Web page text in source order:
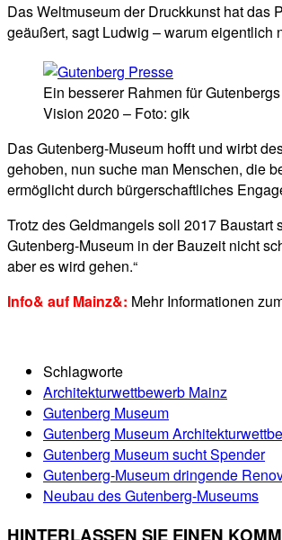
Das Weltmuseum der Druckkunst hat das
geäußert, sagt Ludwig – warum
Ein besserer Rahmen für
Vision 2020 – Foto: gik
Das Gutenberg-Museum hofft und wirbt
gehoben, nun suche man Menschen, die
ermöglicht durch bürgerschaftliches
Trotz des Geldmangels soll 2017
Gutenberg-Museum in der Bauzeit nicht
aber es wird gehen.“
Info& auf Mainz&: Mehr Informationen
Schlagworte
Architekturwettbewerb Mainz
Gutenberg Museum
Gutenberg Museum
Gutenberg Museum sucht Spender
Gutenberg-Museum dringende
Neubau des Gutenberg-Museums